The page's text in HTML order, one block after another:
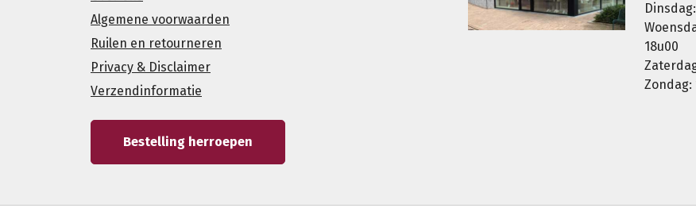
Algemene voorwaarden
Ruilen en retourneren
Privacy & Disclaimer
Verzendinformatie
Bestelling herroepen
18u00
Zondag: